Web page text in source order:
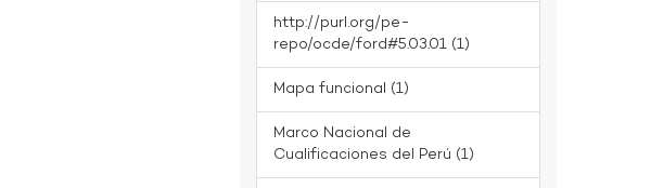
http://purl.org/pe-
repo/ocde/ford#5.03.01 (1)
Mapa funcional (1)
Marco Nacional de
Cualificaciones del Perú (1)